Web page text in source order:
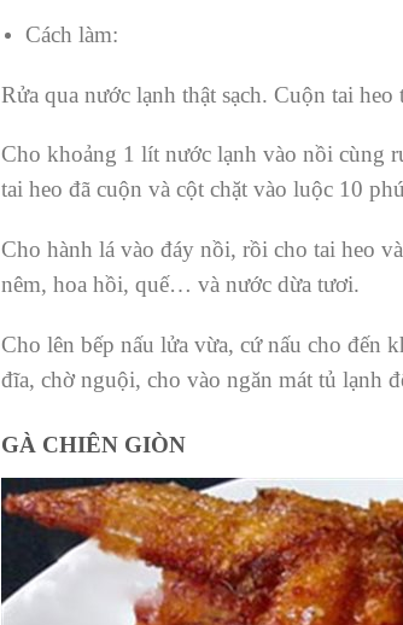
Cách làm:
Rửa qua nước lạnh thật sạch. Cuộn tai
Cho khoảng 1 lít nước lạnh vào nồi cùng
tai heo đã cuộn và cột chặt vào luộc 10
Cho hành lá vào đáy nồi, rồi cho tai heo
nêm, hoa hồi, quế… và nước dừa tươi.
Cho lên bếp nấu lửa vừa, cứ nấu cho đến
đĩa, chờ nguội, cho vào ngăn mát tủ lạnh
GÀ CHIÊN GIÒN